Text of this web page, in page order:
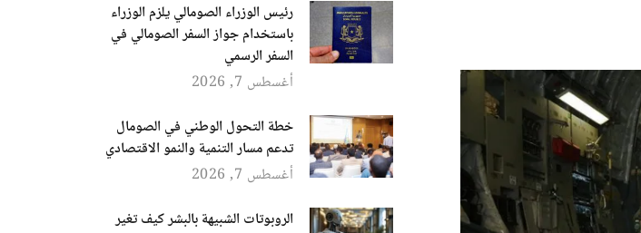
رئيس الوزراء الصومالي يلزم الوزراء
باستخدام جواز السفر الصومالي في
السفر الرسمي
أغسطس 7, 2026
خطة التحول الوطني في الصومال
تدعم مسار التنمية والنمو الاقتصادي
أغسطس 7, 2026
الروبوتات الشبيهة بالبشر كيف تغير